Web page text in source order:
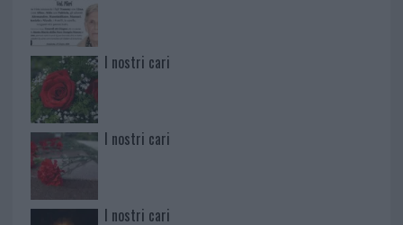
I nostri cari
I nostri cari
I nostri cari